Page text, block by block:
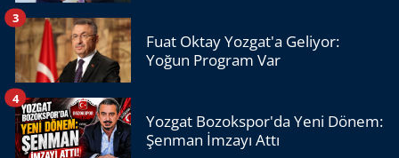
Fuat Oktay Yozgat'a Geliyor:
Yoğun Program Var
3
Yozgat Bozokspor'da Yeni Dönem:
Şenman İmzayı Attı
4